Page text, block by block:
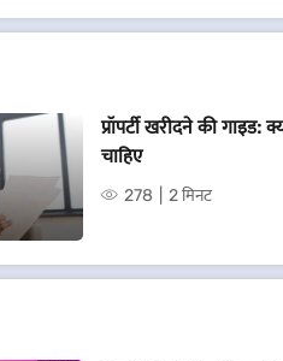
प्रॉपर्टी खरीदने की
चाहिए
278 2 मिनट